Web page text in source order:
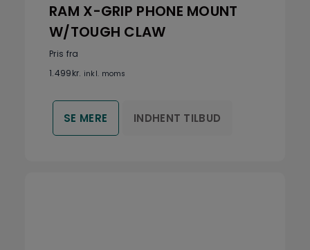
RAM X-GRIP PHONE MOUNT
W/TOUGH CLAW
Pris fra
1.499kr. inkl. moms
SE MERE INDHENT TILBUD